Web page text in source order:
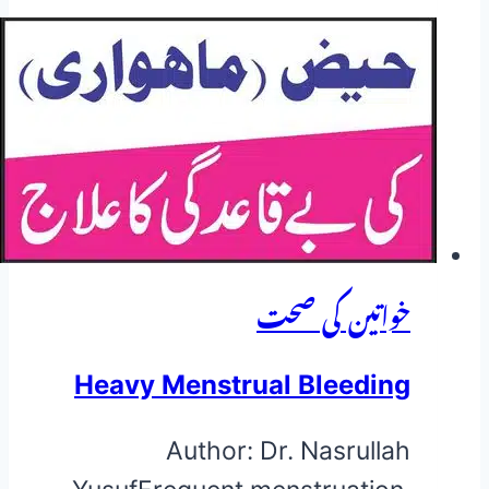
غیر
معمولی
جنسی
غلبہ
خواتین کی صحت
Heavy Menstrual Bleeding
Author: Dr. Nasrullah